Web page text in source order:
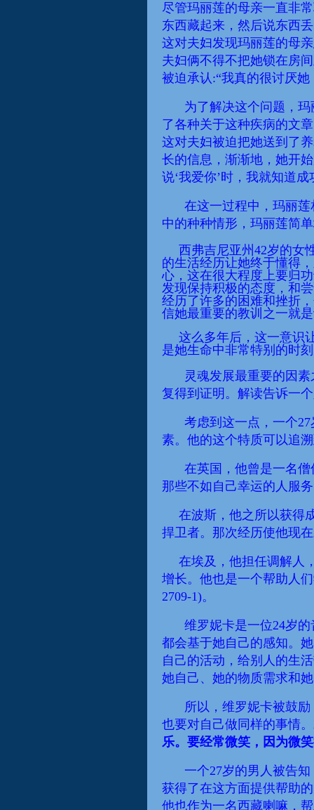
尽管玛丽莲的母亲一直非
东西藏起来，然后说东西
这对夫妇发现玛丽莲的母
夫妇俩不得不把她锁在房
被迫承认:“我真的很讨厌
为了解决这个问题，
了各种关于这种疾病的文
这对夫妇被迫把她送到了
长的信息，渐渐地，她开
说‘我爱你’时， 我就知道成
在这一过程中，玛丽
中的种种情形，玛丽莲简
西弗吉尼亚州42岁的女
的生活经历让她终于懂得 ，
心，这在很大程度上要归
发现保持积极的态度 ， 和
经历了许多的困难和挫折
信她最重要的教训之一就
这么多年后，这一意识
是她生命中非常特别的时
灵魂发展最重要的因素
复得到证明。解读告诉一
考虑到这一点，一个
素。他的这个特质可以追
在英国，他曾是一名
那些不如自己幸运的人服
在波斯，他之所以获得
捍卫者。那次经历使他现
在埃及，他担任调解人
增长。他也是一个帮助人
2709-1)。
维罗妮卡是一位24岁
都会基于她自己的感知。
自己的活动 ， 给别人的生
她自己、她的物质需求和
所以 ，维罗妮卡被鼓励
也要对自己做同样的事情
乐。要经常微笑，因为微
一个27岁的男人被告
获得了在这方面提供帮助
他也作为一名西藏喇嘛，